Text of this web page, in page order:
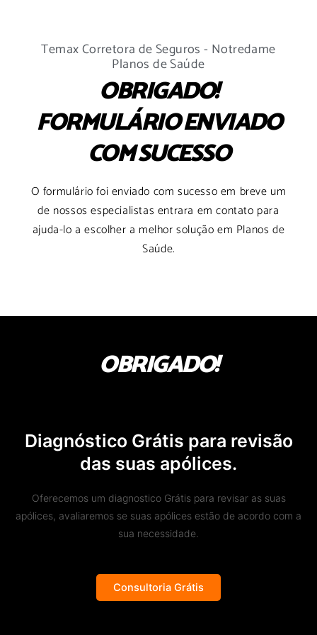
Temax Corretora de Seguros - Notredame
Planos de Saúde
OBRIGADO!
FORMULÁRIO ENVIADO
COM SUCESSO
O formulário foi enviado com sucesso em breve um
de nossos especialistas entrara em contato para
ajuda-lo a escolher a melhor solução em Planos de
Saúde.
OBRIGADO!
Diagnóstico Grátis para revisão
das suas apólices.
Oferecemos um diagnostico Grátis para revisar as suas
apólices, avaliaremos se suas apólices estão de acordo com a
sua necessidade.
Consultoria Grátis